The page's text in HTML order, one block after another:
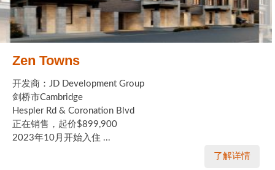
Zen Towns
开发商：JD Development Group
剑桥市Cambridge
Hespler Rd & Coronation Blvd
正在销售，起价$899,900
2023年10月开始入住 ...
了解详情